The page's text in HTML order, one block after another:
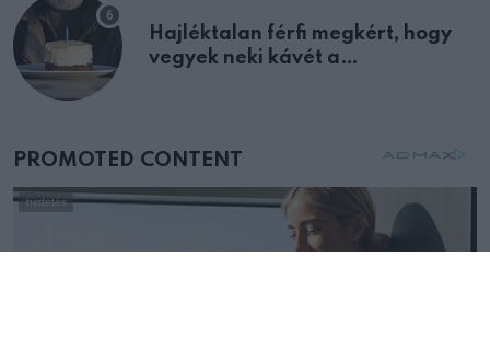
Hajléktalan férfi megkért, hogy
vegyek neki kávét a